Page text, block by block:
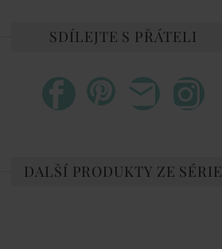
SDÍLEJTE S PŘÁTELI
DALŠÍ PRODUKTY ZE SÉRIE